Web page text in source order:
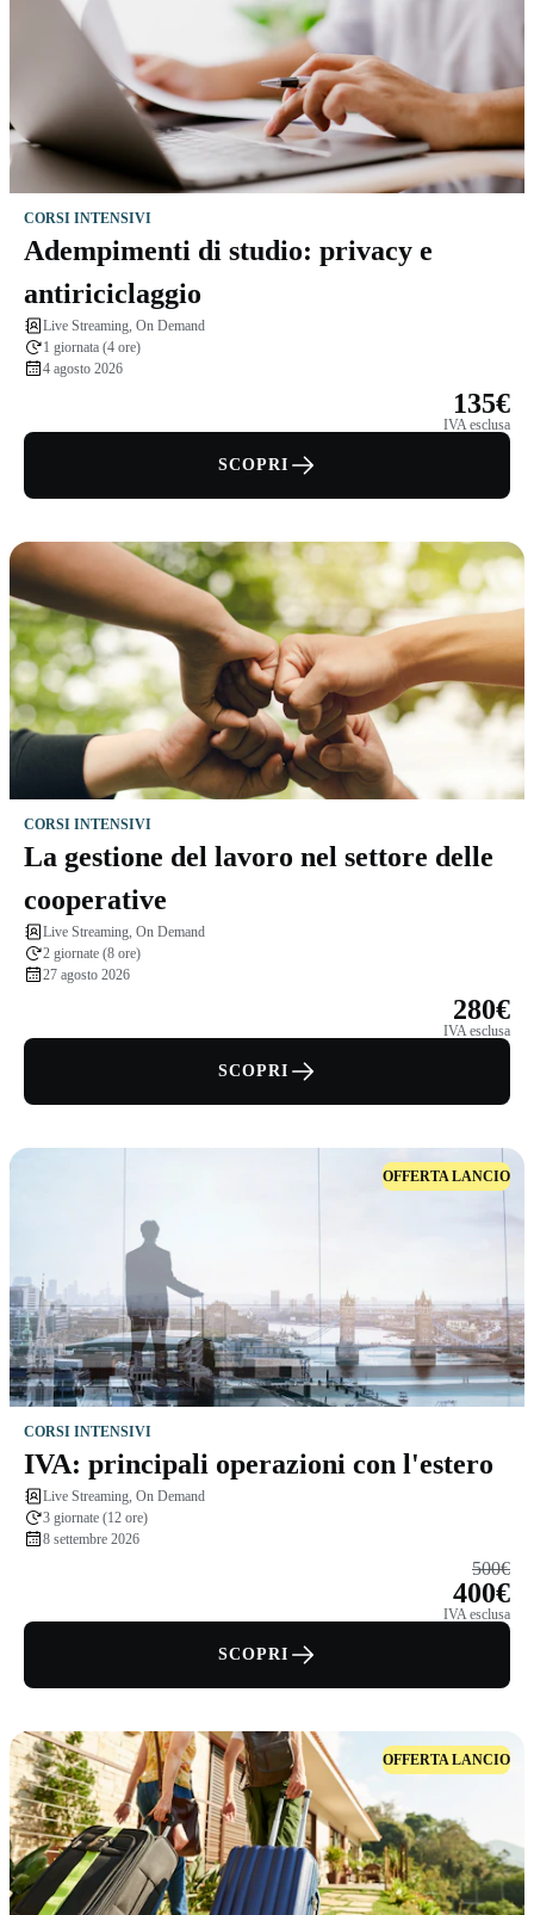
CORSI INTENSIVI
Adempimenti di studio: privacy e
antiriciclaggio
Live Streaming, On Demand
1 giornata (4 ore)
4 agosto 2026
135€
IVA esclusa
SCOPRI
CORSI INTENSIVI
La gestione del lavoro nel settore delle
cooperative
Live Streaming, On Demand
2 giornate (8 ore)
27 agosto 2026
280€
IVA esclusa
SCOPRI
OFFERTA LANCIO
CORSI INTENSIVI
IVA: principali operazioni con l'estero
Live Streaming, On Demand
3 giornate (12 ore)
8 settembre 2026
500€
400€
IVA esclusa
SCOPRI
OFFERTA LANCIO